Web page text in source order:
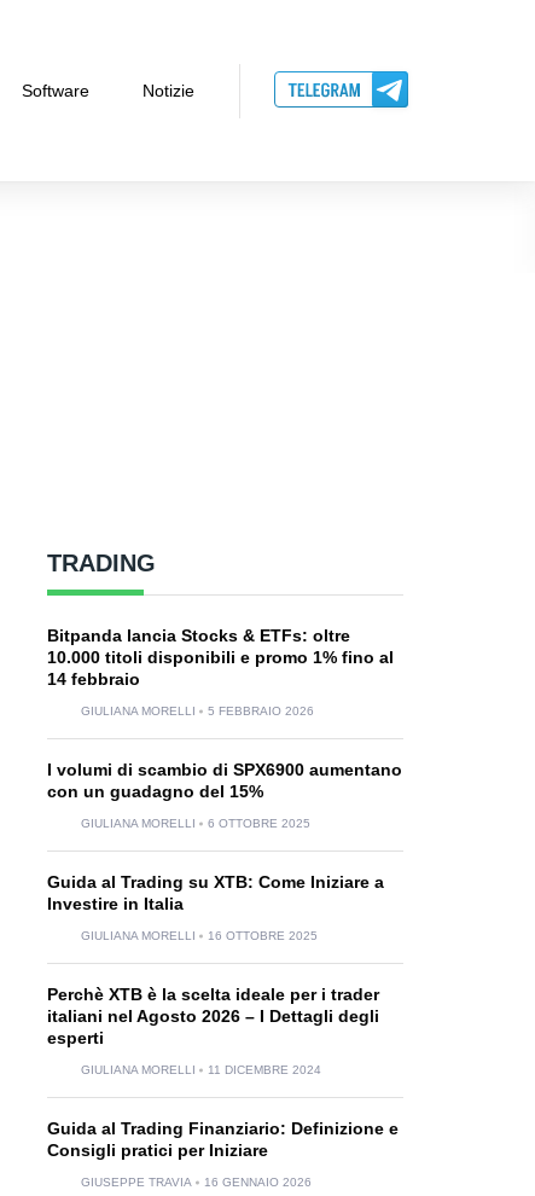
Software Notizie
TRADING
Bitpanda lancia Stocks & ETFs: oltre
10.000 titoli disponibili e promo 1% fino al
14 febbraio
GIULIANA MORELLI 5 FEBBRAIO 2026
I volumi di scambio di SPX6900 aumentano
con un guadagno del 15%
GIULIANA MORELLI 6 OTTOBRE 2025
Guida al Trading su XTB: Come Iniziare a
Investire in Italia
GIULIANA MORELLI 16 OTTOBRE 2025
Perchè XTB è la scelta ideale per i trader
italiani nel Agosto 2026 – I Dettagli degli
esperti
GIULIANA MORELLI 11 DICEMBRE 2024
Guida al Trading Finanziario: Definizione e
Consigli pratici per Iniziare
GIUSEPPE TRAVIA 16 GENNAIO 2026